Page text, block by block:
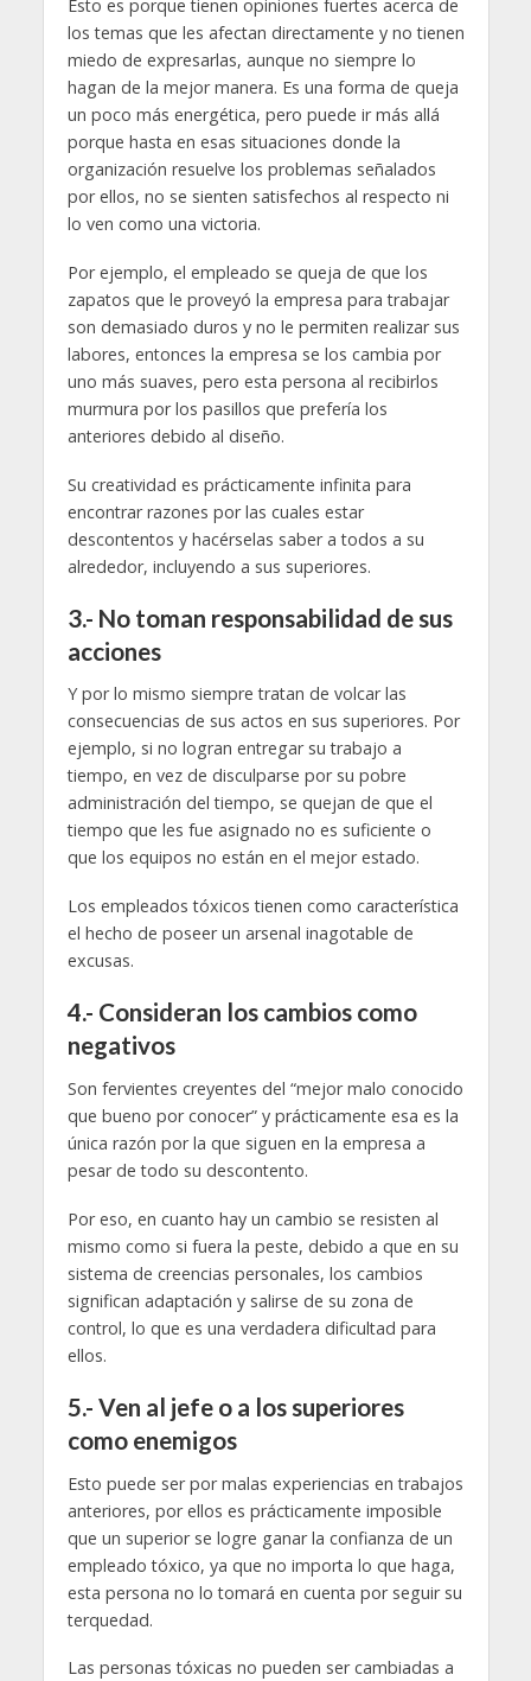
Esto es porque tienen opiniones fuertes acerca de
los temas que les afectan directamente y no tienen
miedo de expresarlas, aunque no siempre lo
hagan de la mejor manera. Es una forma de queja
un poco más energética, pero puede ir más allá
porque hasta en esas situaciones donde la
organización resuelve los problemas señalados
por ellos, no se sienten satisfechos al respecto ni
lo ven como una victoria.
Por ejemplo, el empleado se queja de que los
zapatos que le proveyó la empresa para trabajar
son demasiado duros y no le permiten realizar sus
labores, entonces la empresa se los cambia por
uno más suaves, pero esta persona al recibirlos
murmura por los pasillos que prefería los
anteriores debido al diseño.
Su creatividad es prácticamente infinita para
encontrar razones por las cuales estar
descontentos y hacérselas saber a todos a su
alrededor, incluyendo a sus superiores.
3.- No toman responsabilidad de sus
acciones
Y por lo mismo siempre tratan de volcar las
consecuencias de sus actos en sus superiores. Por
ejemplo, si no logran entregar su trabajo a
tiempo, en vez de disculparse por su pobre
administración del tiempo, se quejan de que el
tiempo que les fue asignado no es suficiente o
que los equipos no están en el mejor estado.
Los empleados tóxicos tienen como característica
el hecho de poseer un arsenal inagotable de
excusas.
4.- Consideran los cambios como
negativos
Son fervientes creyentes del “mejor malo conocido
que bueno por conocer” y prácticamente esa es la
única razón por la que siguen en la empresa a
pesar de todo su descontento.
Por eso, en cuanto hay un cambio se resisten al
mismo como si fuera la peste, debido a que en su
sistema de creencias personales, los cambios
significan adaptación y salirse de su zona de
control, lo que es una verdadera dificultad para
ellos.
5.- Ven al jefe o a los superiores
como enemigos
Esto puede ser por malas experiencias en trabajos
anteriores, por ellos es prácticamente imposible
que un superior se logre ganar la confianza de un
empleado tóxico, ya que no importa lo que haga,
esta persona no lo tomará en cuenta por seguir su
terquedad.
Las personas tóxicas no pueden ser cambiadas a